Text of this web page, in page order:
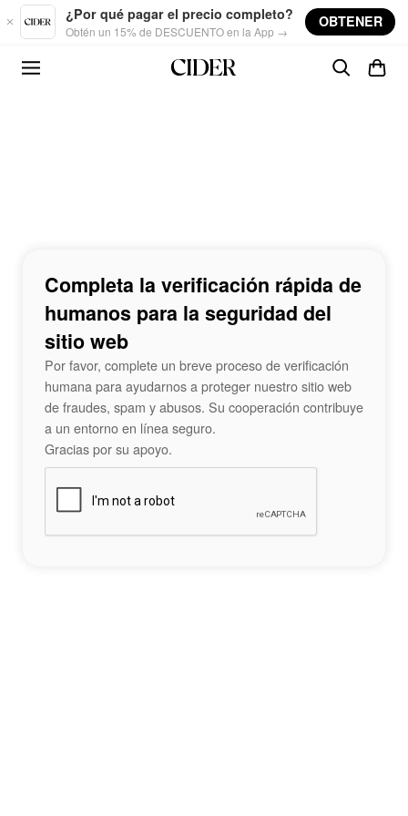
Skip to main content
¿Por qué pagar el precio completo?
Obtén un 15% de DESCUENTO en la App →
OBTENER
Completa la verificación rápida de
humanos para la seguridad del
sitio web
Por favor, complete un breve proceso de verificación
humana para ayudarnos a proteger nuestro sitio web
de fraudes, spam y abusos. Su cooperación contribuye
a un entorno en línea seguro.
Gracias por su apoyo.